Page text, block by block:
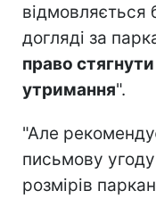
відмовляється
догляді за
право
утримання".
"Але
письмову
розмірів